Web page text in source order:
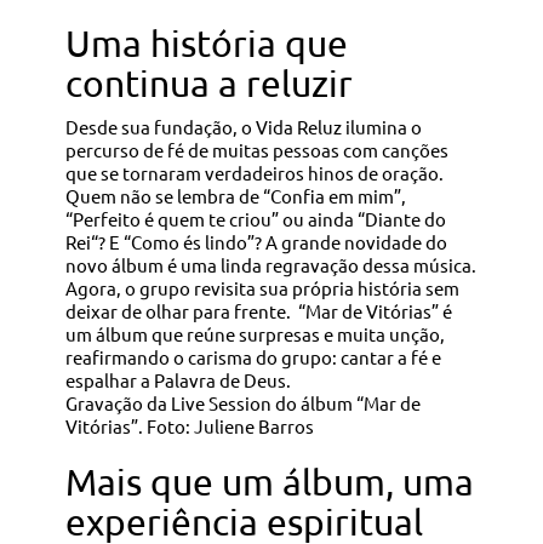
Uma história que
continua a reluzir
Desde sua fundação, o Vida Reluz ilumina o
percurso de fé de muitas pessoas com canções
que se tornaram verdadeiros hinos de oração.
Quem não se lembra de “Confia em mim”,
“Perfeito é quem te criou” ou ainda “Diante do
Rei“? E “Como és lindo”? A grande novidade do
novo álbum é uma linda regravação dessa música.
Agora, o grupo revisita sua própria história sem
deixar de olhar para frente. “Mar de Vitórias” é
um álbum que reúne surpresas e muita unção,
reafirmando o carisma do grupo: cantar a fé e
espalhar a Palavra de Deus.
Gravação da Live Session do álbum “Mar de
Vitórias”. Foto: Juliene Barros
Mais que um álbum, uma
experiência espiritual